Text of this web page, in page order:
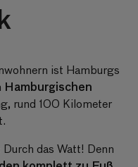
ist Hamburgs
Hamburgischen
rund 100 Kilometer
das Watt! Denn